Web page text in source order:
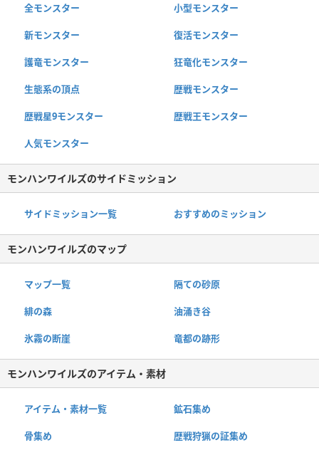
全モンスター 小型モンスター
新モンスター 復活モンスター
護竜モンスター 狂竜化モンスター
生態系の頂点 歴戦モンスター
歴戦星9モンスター 歴戦王モンスター
人気モンスター
モンハンワイルズのサイドミッション
サイドミッション一覧 おすすめのミッション
モンハンワイルズのマップ
マップ一覧 隔ての砂原
緋の森 油涌き谷
氷霧の断崖 竜都の跡形
モンハンワイルズのアイテム・素材
アイテム・素材一覧 鉱石集め
骨集め 歴戦狩猟の証集め